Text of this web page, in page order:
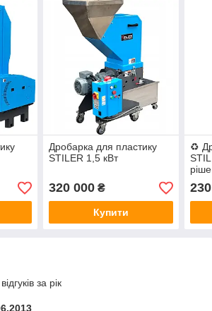
Дробарка для пластику
STILER 1,5 кВт
320 000₴
Купити
♻️
за рік